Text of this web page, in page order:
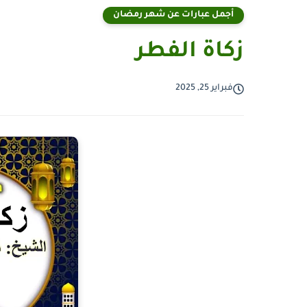
أجمل عبارات عن شهر رمضان
زكاة الفطر
فبراير 25, 2025